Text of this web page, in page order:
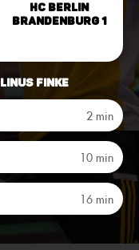
HC Berlin
Brandenburg 1
Finke
2 min
10 min
16 min